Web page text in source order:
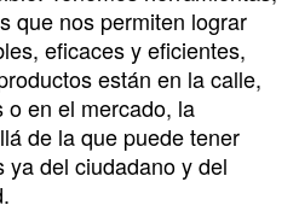
que nos permiten lograr
eficaces y eficientes,
están en la calle,
en el mercado, la
de la que puede tener
del ciudadano y del